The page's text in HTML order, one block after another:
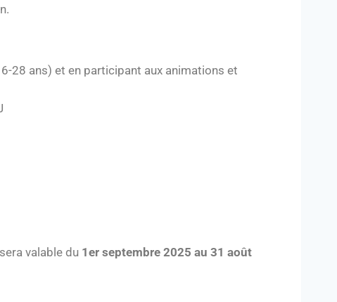
28 ans) et en participant aux animations et
valable du 1er septembre 2025 au 31 août